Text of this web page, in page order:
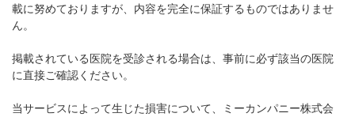
載に努めておりますが、内容を完全に保証するものではありませ
ん。
掲載されている医院を受診される場合は、事前に必ず該当の医院
に直接ご確認ください。
当サービスによって生じた損害について、ミーカンパニー株式会